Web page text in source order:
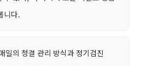
니다.
일의 청결 관리 방식과 정기검진